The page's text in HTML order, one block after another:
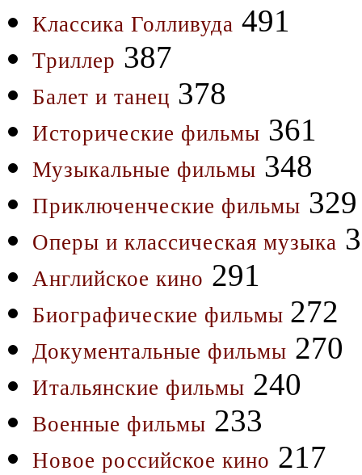
Классика Голливуда 491
Триллер 387
Балет и танец 378
Исторические фильмы 361
Музыкальные фильмы 348
Приключенческие фильмы 329
Оперы и классическая музыка
Английское кино 291
Биографические фильмы 272
Документальные фильмы 270
Итальянские фильмы 240
Военные фильмы 233
Новое российское кино 217